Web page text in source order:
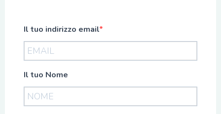
Il tuo indirizzo email
Il tuo Nome